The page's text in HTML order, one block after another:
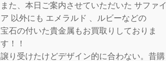
また、本日ご案内させていただいた サファイ
ア 以外にも エメラルド 、ルビーなどの
宝石の付いた貴金属もお買取りしておりま
す！！
譲り受けたけどデザイン的に合わない。昔購